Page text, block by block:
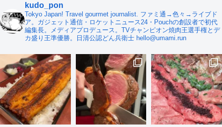
kudo_pon
Tokyo Japan! Travel gourmet journalist. ファミ通→色々→ライブド
ア。ガジェット通信・ロケットニュース24・Pouchの創設者で初代
編集長。メディアプロデュース。TVチャンピオン焼肉王選手権とデ
カ盛り王準優勝。日清公認どん兵衛士 hello@umami.run